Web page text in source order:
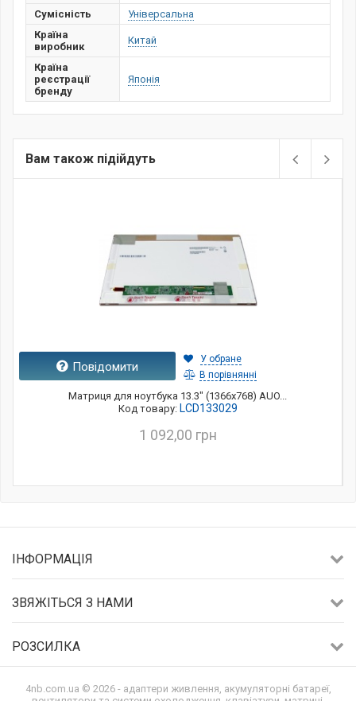
Сумісність
Універсальна
Країна
виробник
Китай
Країна
реєстрації
бренду
Японія
Вам також підійдуть
Повідомити
У обране
В порівнянні
Матриця для ноутбука 13.3" (1366x768) AUO...
Код товару: LCD133029
1 092,00 грн
ІНФОРМАЦІЯ
ЗВЯЖІТЬСЯ З НАМИ
РОЗСИЛКА
4nb.com.ua © 2026 - адаптери живлення, акумуляторні батареї,